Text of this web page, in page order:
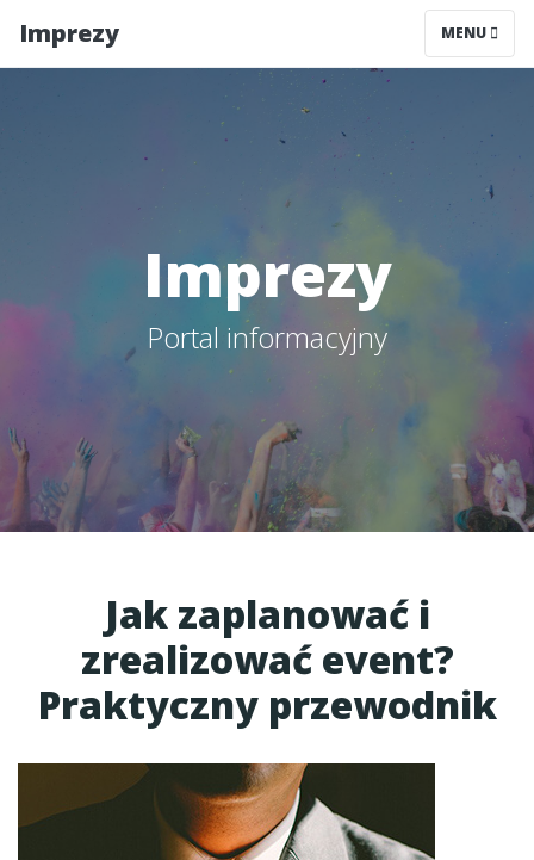
Imprezy MENU
Imprezy
Portal informacyjny
Jak zaplanować i
zrealizować event?
Praktyczny przewodnik